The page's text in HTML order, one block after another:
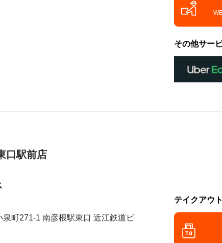
その他サー
口駅前店
泉町271-1 南彦根駅東口 近江鉄道ビ
テイクアウ